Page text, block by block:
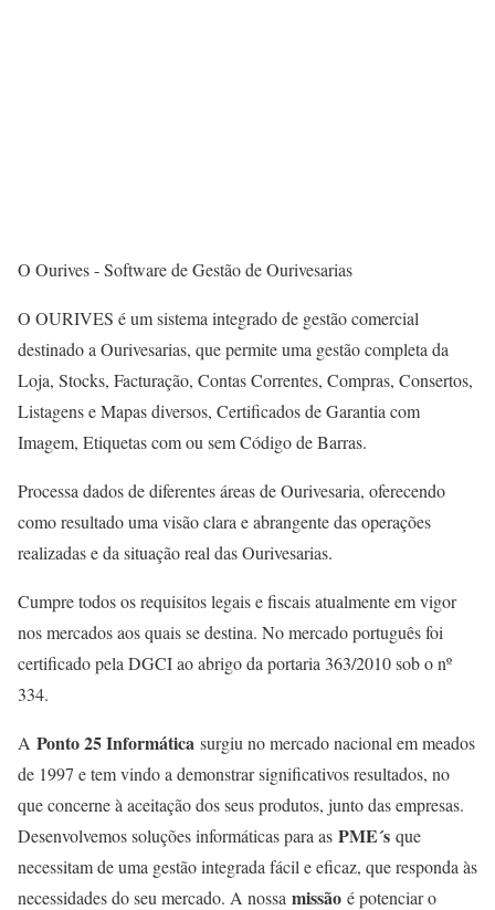
O Ourives - Software de Gestão de Ourivesarias
O OURIVES é um sistema integrado de gestão comercial
destinado a Ourivesarias, que permite uma gestão completa da
Loja, Stocks, Facturação, Contas Correntes, Compras, Consertos,
Listagens e Mapas diversos, Certificados de Garantia com
Imagem, Etiquetas com ou sem Código de Barras.
Processa dados de diferentes áreas de Ourivesaria, oferecendo
como resultado uma visão clara e abrangente das operações
realizadas e da situação real das Ourivesarias.
Cumpre todos os requisitos legais e fiscais atualmente em vigor
nos mercados aos quais se destina. No mercado português foi
certificado pela DGCI ao abrigo da portaria 363/2010 sob o nº
334.
A Ponto 25 Informática surgiu no mercado nacional em meados
de 1997 e tem vindo a demonstrar significativos resultados, no
que concerne à aceitação dos seus produtos, junto das empresas.
Desenvolvemos soluções informáticas para as PME´s que
necessitam de uma gestão integrada fácil e eficaz, que responda às
necessidades do seu mercado. A nossa missão é potenciar o